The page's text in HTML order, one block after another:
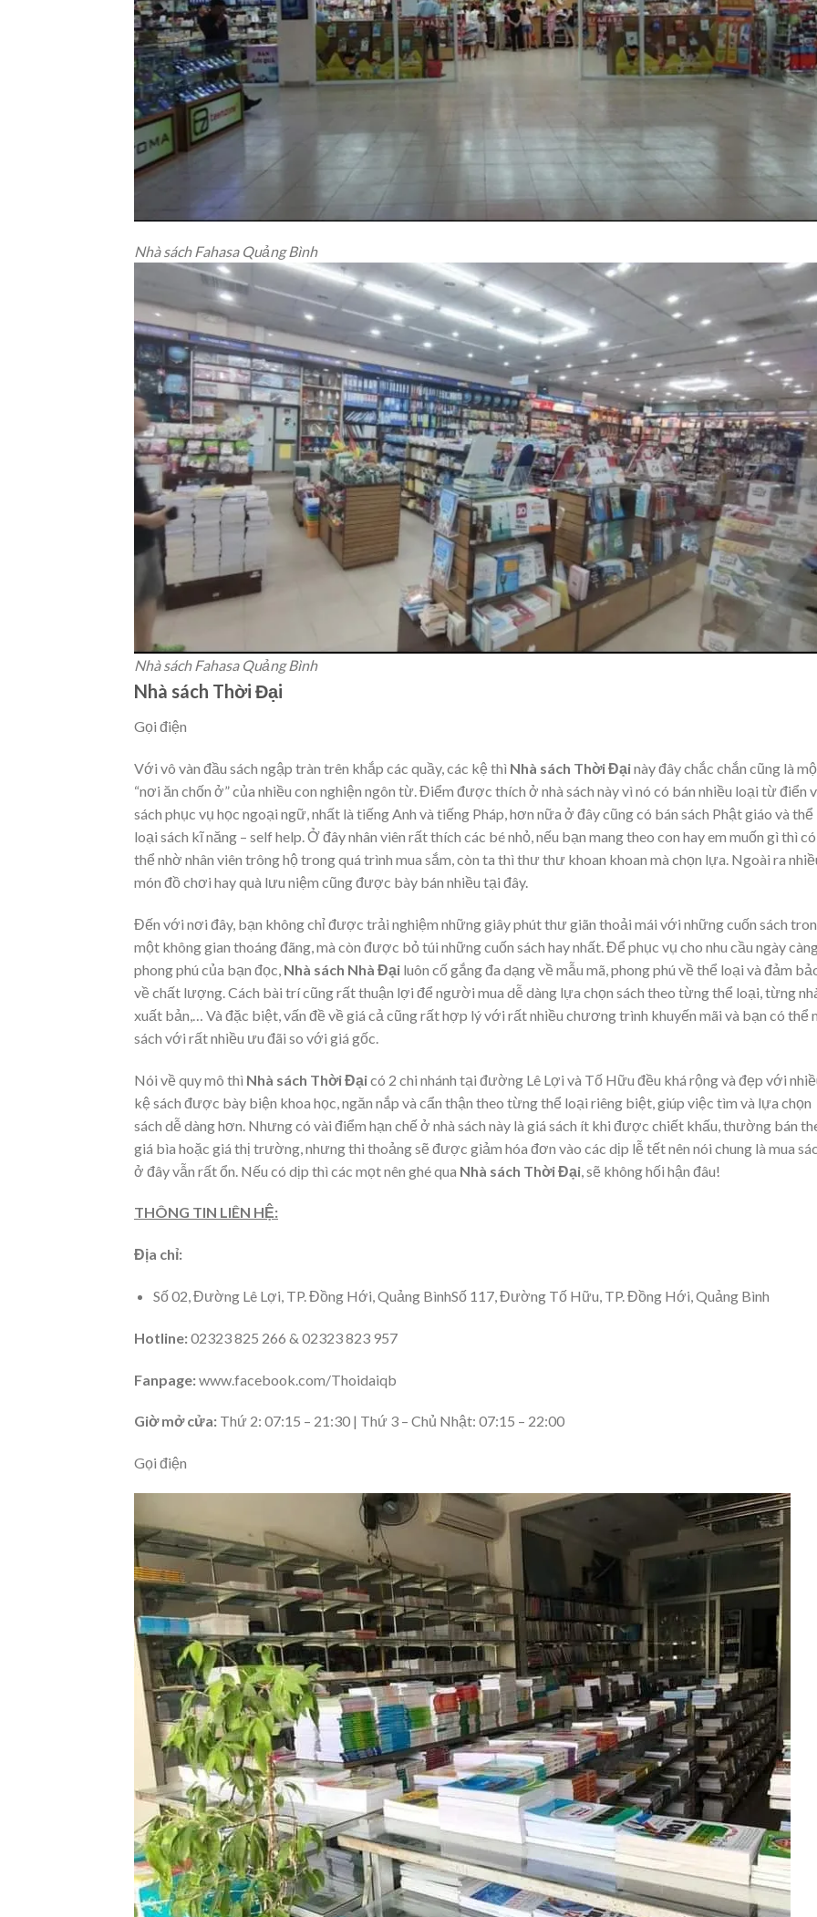
Nhà sách Fahasa Quảng Bình
Nhà sách Fahasa Quảng Bình
Nhà sách Thời Đại
Gọi điện
Với vô vàn đầu sách ngập tràn trên khắp các quầy, các kệ thì Nhà sách Thời Đạinày đây chắc chắn cũng là
“nơi ăn chốn ở” của nhiều con nghiện ngôn từ. Điểm được thích ở nhà sách này vì nó có bán nhiều loại từ điển
sách phục vụ học ngoại ngữ, nhất là tiếng Anh và tiếng Pháp, hơn nữa ở đây cũng có bán sách Phật giáo và thể
loại sách kĩ năng – self help. Ở đây nhân viên rất thích các bé nhỏ, nếu bạn mang theo con hay em muốn gì thì có
thể nhờ nhân viên trông hộ trong quá trình mua sắm, còn ta thì thư thư khoan khoan mà chọn lựa. Ngoài ra
món đồ chơi hay quà lưu niệm cũng được bày bán nhiều tại đây.
Đến với nơi đây, bạn không chỉ được trải nghiệm những giây phút thư giãn thoải mái với những cuốn sách
một không gian thoáng đãng, mà còn được bỏ túi những cuốn sách hay nhất. Để phục vụ cho nhu cầu ngày
phong phú của bạn đọc, Nhà sách Nhà Đại luôn cố gắng đa dạng về mẫu mã, phong phú về thể loại và đảm
về chất lượng. Cách bài trí cũng rất thuận lợi để người mua dễ dàng lựa chọn sách theo từng thể loại, từng
xuất bản,… Và đặc biệt, vấn đề về giá cả cũng rất hợp lý với rất nhiều chương trình khuyến mãi và bạn có thể
sách với rất nhiều ưu đãi so với giá gốc.
Nói về quy mô thì Nhà sách Thời Đạicó 2 chi nhánh tại đường Lê Lợi và Tố Hữu đều khá rộng và đẹp với
kệ sách được bày biện khoa học, ngăn nắp và cẩn thận theo từng thể loại riêng biệt, giúp việc tìm và lựa chọn
sách dễ dàng hơn. Nhưng có vài điểm hạn chế ở nhà sách này là giá sách ít khi được chiết khấu, thường bán
giá bìa hoặc giá thị trường, nhưng thi thoảng sẽ được giảm hóa đơn vào các dịp lễ tết nên nói chung là mua
ở đây vẫn rất ổn. Nếu có dịp thì các mọt nên ghé qua Nhà sách Thời Đại , sẽ không hối hận đâu!
THÔNG TIN LIÊN HỆ:
Địa chỉ:
Số02, Đường Lê Lợi, TP. Đồng Hới, Quảng BìnhSố 117, Đường Tố Hữu, TP. Đồng Hới, Quảng Bình
Hotline:02323 825 266 & 02323 823 957
Fanpage:www.facebook.com/Thoidaiqb
Giờ mở cửa: Thứ 2: 07:15 – 21:30 | Thứ 3 – Chủ Nhật: 07:15 – 22:00
Gọi điện